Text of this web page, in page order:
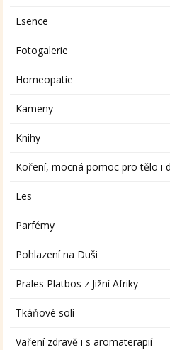
Esence
Fotogalerie
Homeopatie
Kameny
Knihy
Koření, mocná pomoc pro tělo i
Les
Parfémy
Pohlazení na Duši
Prales Platbos z Jižní Afriky
Tkáňové soli
Vaření zdravě i s aromaterapií